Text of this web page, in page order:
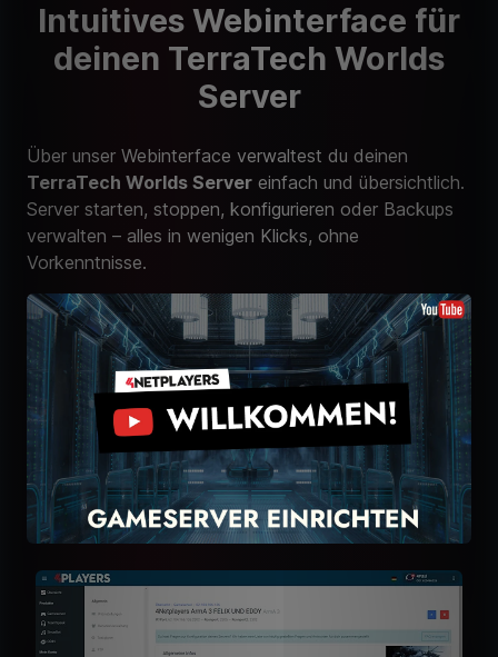
Intuitives Webinterface für
deinen TerraTech Worlds
Server
Über unser Webinterface verwaltest du deinen
TerraTech Worlds Server einfach und übersichtlich.
Server starten, stoppen, konfigurieren oder Backups
verwalten – alles in wenigen Klicks, ohne
Vorkenntnisse.